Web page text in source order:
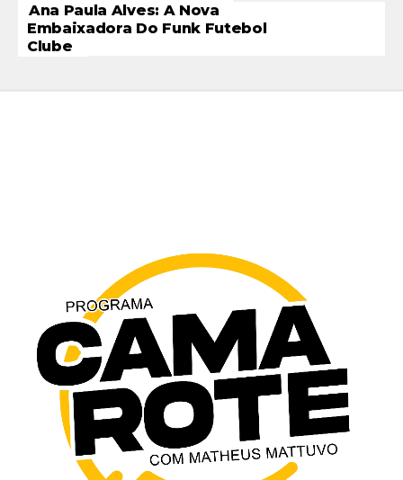
Ana Paula Alves: A Nova
Embaixadora Do Funk Futebol
Clube